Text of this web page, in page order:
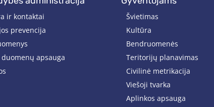
ir kontaktai
prevencija
apsauga
Švietimas
Kultūra
Bendruomenės
Teritorijų planavimas
Civilinė metrikacija
Viešoji tvarka
Aplinkos apsauga